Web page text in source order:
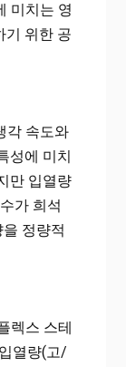
미치는 영
기 위한 공
각 속도와
성에 미치
만 입열량
가 희석
정량적
렉스 스테
열량(고/